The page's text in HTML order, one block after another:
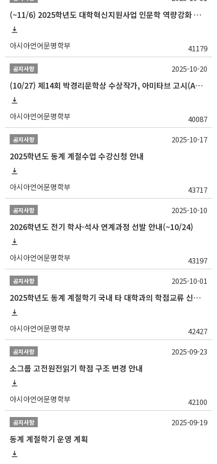
(~11/6) 2025학년도 대학혁신지원사업 인문학 역량강화 동계 인턴십 참가자 선발 안내
아시아언어문명학부 41179
공지사항
(10/27) 제14회 박경리문학상 수상작가, 아미타브 고시(Amitav Ghosh) 강연 안내
아시아언어문명학부 40087
2025-10-20
공지사항
2025학년도 동계 계절수업 수강신청 안내
아시아언어문명학부 43717
2025-10-17
공지사항
2026학년도 전기 학사·석사 연계과정 선발 안내(~10/24)
아시아언어문명학부 43197
2025-10-10
공지사항
2025학년도 동계 계절학기 국내 타 대학과의 학점교류 신청 안내
아시아언어문명학부 42427
2025-10-01
공지사항
소그룹 고전원전읽기 학점 구조 변경 안내
아시아언어문명학부 42100
2025-09-23
공지사항
동계 계절학기 운영 계획
2025-09-19